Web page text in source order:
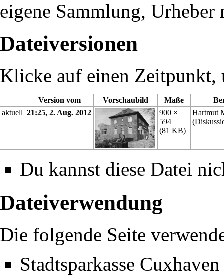
eigene Sammlung,
Dateiversionen
Klicke auf einen Zeitpunkt,
Version vom Vorschaubild Maße
aktuell 21:25, 2. Aug. 2012
900 ×
594
(81 KB)
Hartmut
(
Du kannst diese Datei
Dateiverwendung
Die folgende Seite
Stadtsparkasse Cuxhaven